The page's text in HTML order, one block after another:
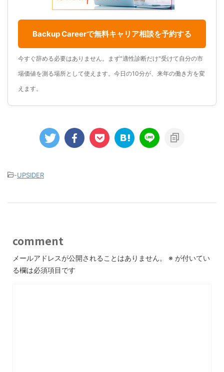
Backup Careerで無料キャリア相談を予約する
今すぐ辞める必要はありません。まず"適性診断だけ"受けて自分の市
場価値を測る場所として使えます。今日の10分が、来年の働き方を変
えます。
-UPSIDER
comment
メールアドレスが公開されることはありません。 ※ が付いてい
る欄は必須項目です